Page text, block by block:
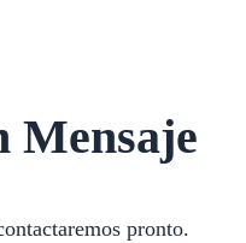
Mensaje
pronto.